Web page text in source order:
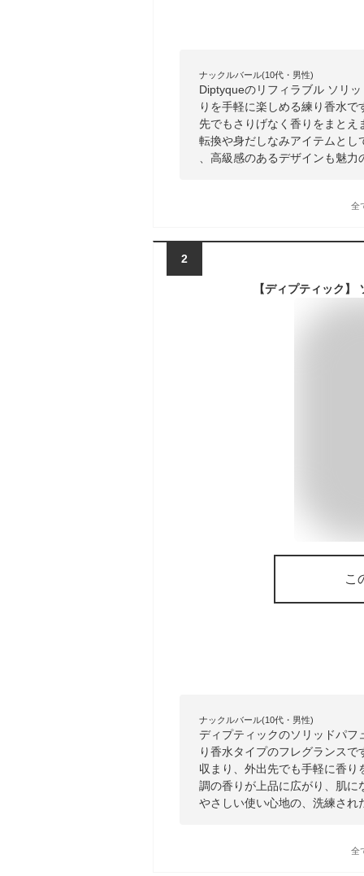
ナックルバール(10代・男性)
Diptyqueのリフィラブル ソリ
りを手軽に楽しめる練り香水
先でもさりげなく香りをまと
転換や身だしなみアイテムと
、高級感のあるデザインも魅
全
2
こ
ナックルバール(10代・男性)
ディプティックのソリッドパ
り香水タイプのフレグランス
収まり、外出先でも手軽に香
調の香りが上品に広がり、肌
やさしい使い心地の、洗練され
全